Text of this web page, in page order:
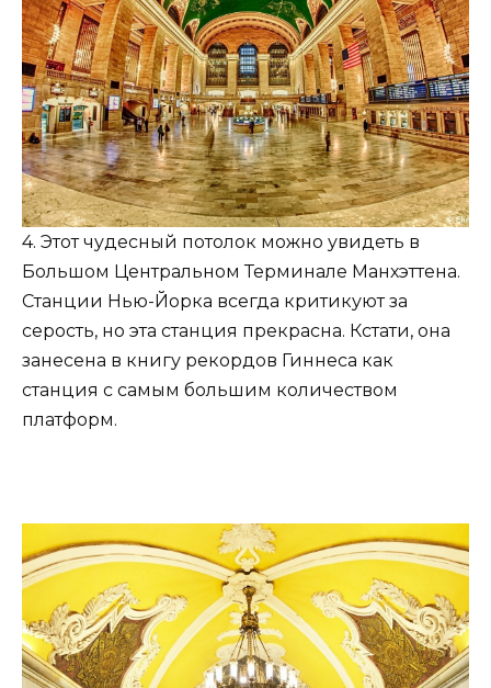
4. Этот чудесный потолок можно увидеть в
Большом Центральном Терминале Манхэттена.
Станции Нью-Йорка всегда критикуют за
серость, но эта станция прекрасна. Кстати, она
занесена в книгу рекордов Гиннеса как
станция с самым большим количеством
платформ.